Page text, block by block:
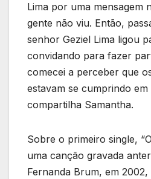
Lima por uma mensagem
gente não viu. Então,
senhor Geziel Lima ligou
convidando para fazer
comecei a perceber que
estavam se cumprindo em
compartilha Samantha.
Sobre o primeiro single,
uma canção gravada
Fernanda Brum, em